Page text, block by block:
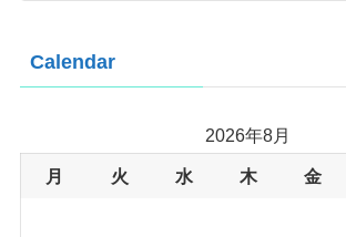
Calendar
2026年8月
月 火 水 木 金